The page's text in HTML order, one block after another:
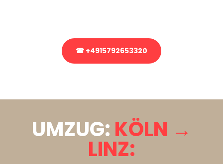
☎ +4915792653320
UMZUG: KÖLN →
LINZ: